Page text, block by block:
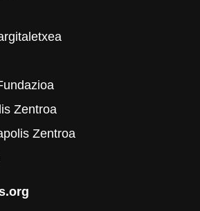
Zentroa
Zentroa